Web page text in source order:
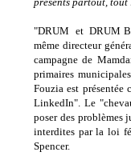
"DRUM et DRUM
même directeur
campagne de
primaires
Fouzia est
LinkedIn". Le
poser des problèmes
interdites par la loi
Spencer.